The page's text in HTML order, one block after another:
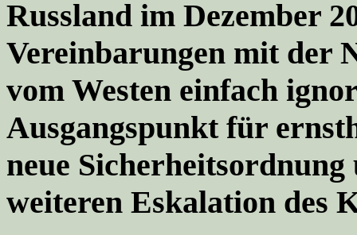
Russland im Dezember
Vereinbarungen mit der
vom Westen einfach
Ausgangspunkt für
neue
weiteren Eskalation des